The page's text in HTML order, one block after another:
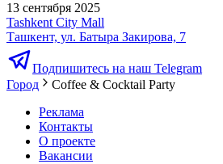
13 сентября 2025
Tashkent City Mall
Ташкент, ул. Батыра Закирова, 7
Подпишитесь на наш Telegram
Город
Coffee & Cocktail Party
Реклама
Контакты
О проекте
Вакансии